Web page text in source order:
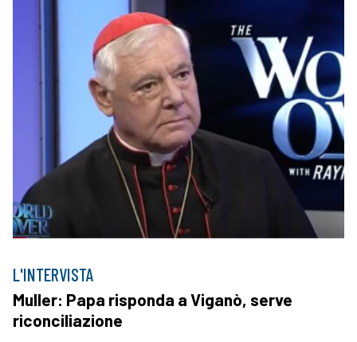
L'INTERVISTA
Muller: Papa risponda a Viganò, serve
riconciliazione